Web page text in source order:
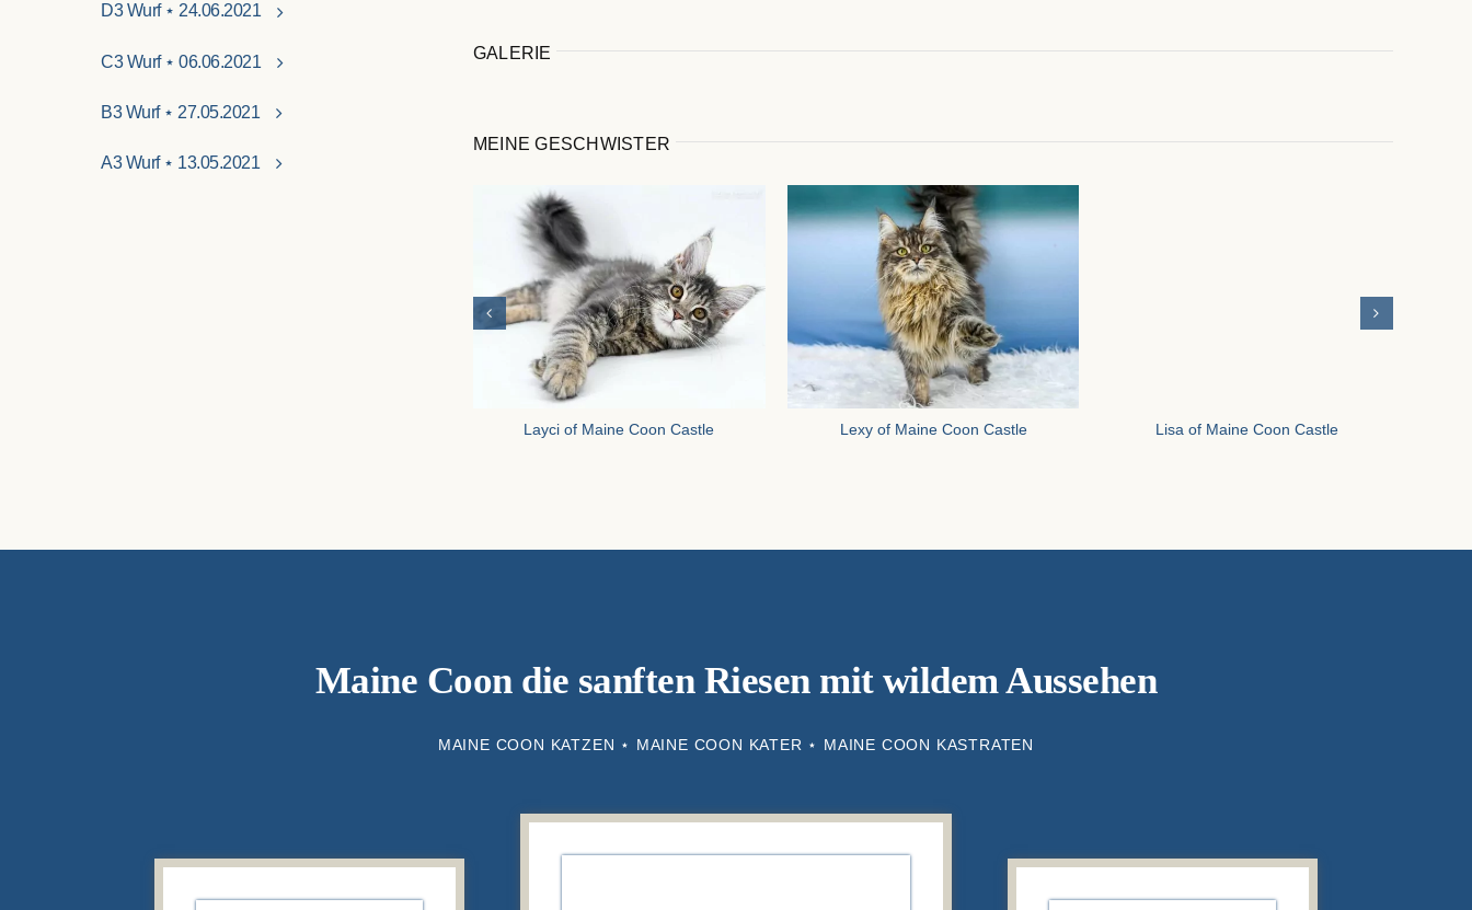
GALERIE
MEINE GESCHWISTER
Layci of Maine Coon Castle Lexy of Maine Coon Castle Lisa of Maine Coon Castle
D3 Wurf ⋆ 24.06.2021
C3 Wurf ⋆ 06.06.2021
B3 Wurf ⋆ 27.05.2021
A3 Wurf ⋆ 13.05.2021
Maine Coon die sanften Riesen mit wildem Aussehen
MAINE COON KATZEN ⋆ MAINE COON KATER ⋆ MAINE COON KASTRATEN